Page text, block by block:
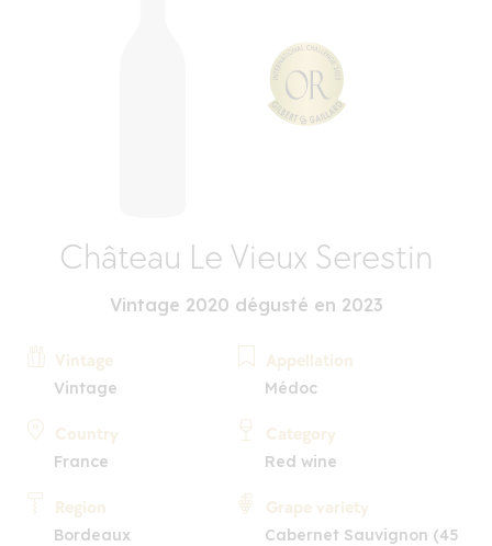
Château Le Vieux Serestin
Vintage 2020 dégusté en 2023
Vintage
Vintage
Country
France
Region
Bordeaux
Appellation
Médoc
Category
Red wine
Grape variety
Cabernet Sauvignon (45